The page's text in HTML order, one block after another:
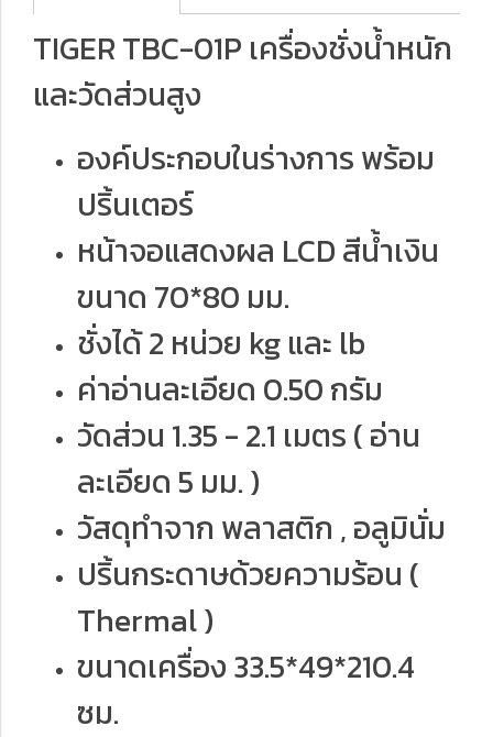
TIGER TBC-01P เครื่องชั่งน้ำหนัก
และวัดส่วนสูง
องค์ประกอบในร่างการ พร้อม
ปริ้นเตอร์
หน้าจอแสดงผล LCD สีน้ำเงิน
ขนาด 70*80 มม.
ชั่งได้ 2 หน่วย kg และ lb
ค่าอ่านละเอียด 0.50 กรัม
วัดส่วน 1.35 - 2.1 เมตร ( อ่าน
ละเอียด 5 มม. )
วัสดุทำจาก พลาสติก , อลูมินั่ม
ปริ้นกระดาษด้วยความร้อน (
Thermal )
ขนาดเครื่อง 33.5*49*210.4
ซม.